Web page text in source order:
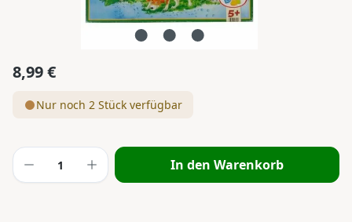
Regulärer Preis:
8,99 €
Nur noch 2 Stück verfügbar
Produkt Anzahl: Gib den gewünschten
In den Warenkorb